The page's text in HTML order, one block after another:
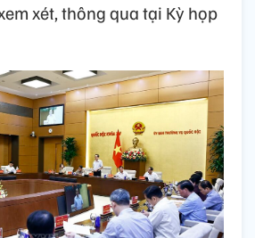
xét, thông qua tại Kỳ họp